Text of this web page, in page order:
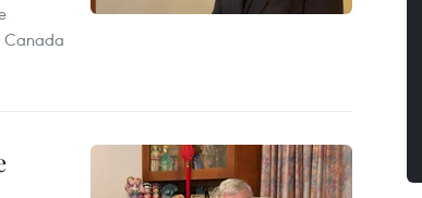
Canada